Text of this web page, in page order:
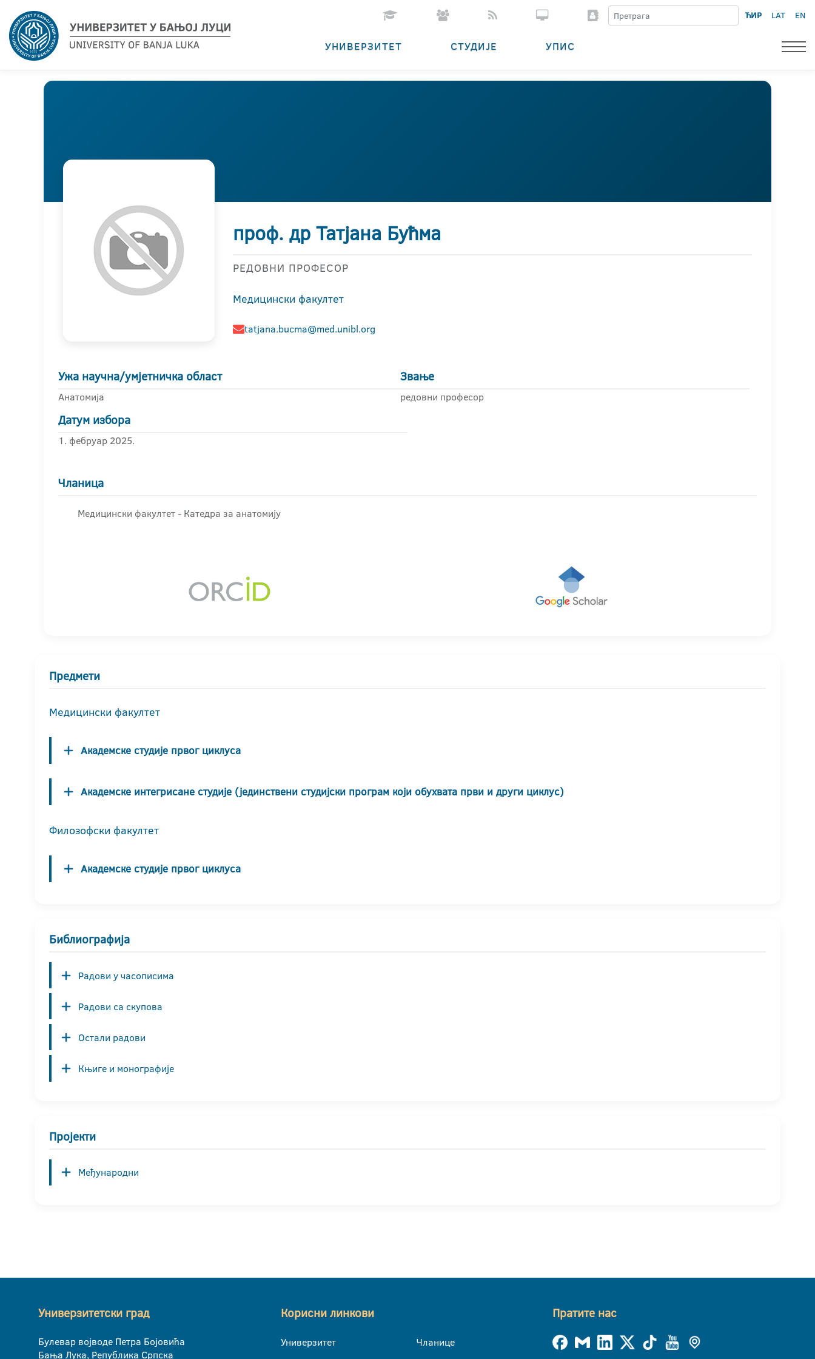
ЋИР LAT EN
УНИВЕРЗИТЕТ СТУДИЈЕ УПИС
проф. др Татјана Бућма
РЕДОВНИ ПРОФЕСОР
Медицински факултет
tatjana.bucma@med.unibl.org
Ужа научна/умјетничка област
Анатомија
Звање
редовни професор
Датум избора
1. фебруар 2025.
Чланица
Медицински факултет - Катедра за анатомију
Предмети
Медицински факултет
Академске студије првог циклуса
Академске интегрисане студије (јединствени студијски програм који обухвата први и други циклус)
Филозофски факултет
Академске студије првог циклуса
Библиографија
Радови у часописима
Радови са скупова
Остали радови
Књиге и монографије
Пројекти
Међународни
Универзитетски град
Булевар војводе Петра Бојовића
Бања Лука, Република Српска
Корисни линкови
Универзитет Чланице
Пратите нас